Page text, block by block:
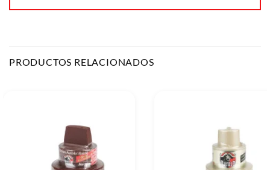
PRODUCTOS RELACIONADOS